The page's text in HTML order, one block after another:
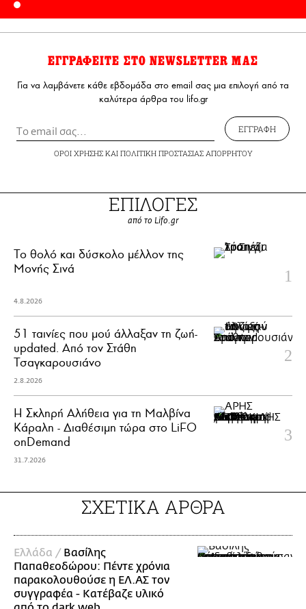
ΕΓΓΡΑΦΕΙΤΕ ΣΤΟ NEWSLETTER ΜΑΣ
Για να λαμβάνετε κάθε εβδομάδα στο email σας μια επιλογή από τα
καλύτερα άρθρα του lifo.gr
ΕΓΓΡΑΦΗ
ΟΡΟΙ ΧΡΗΣΗΣΚΑΙ ΠΟΛΙΤΙΚΗ ΠΡΟΣΤΑΣΙΑΣ ΑΠΟΡΡΗΤΟΥ
ΕΠΙΛΟΓΕΣ
από το Lifo.gr
Το θολό και δύσκολο μέλλον της
Μονής Σινά
4.8.2026
51 ταινίες που μού άλλαξαν τη ζωή-
updated. Aπό τον Στάθη
Τσαγκαρουσιάνο
2.8.2026
Η Σκληρή Αλήθεια για τη Μαλβίνα
Κάραλη - Διαθέσιμη τώρα στo LiFO
onDemand
31.7.2026
ΣΧΕΤΙΚΑ ΑΡΘΡΑ
Ελλάδα / Βασίλης
Παπαθεοδώρου: Πέντε χρόνια
παρακολουθούσε η ΕΛ.ΑΣ τον
συγγραφέα - Κατέβαζε υλικό